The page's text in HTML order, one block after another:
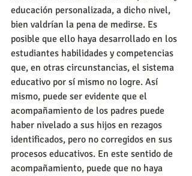
educación personalizada, a dicho nivel,
bien valdrían la pena de medirse. Es
posible que ello haya desarrollado en los
estudiantes habilidades y competencias
que, en otras circunstancias, el sistema
educativo por sí mismo no logre. Así
mismo, puede ser evidente que el
acompañamiento de los padres puede
haber nivelado a sus hijos en rezagos
identificados, pero no corregidos en sus
procesos educativos. En este sentido de
acompañamiento, puede que no haya